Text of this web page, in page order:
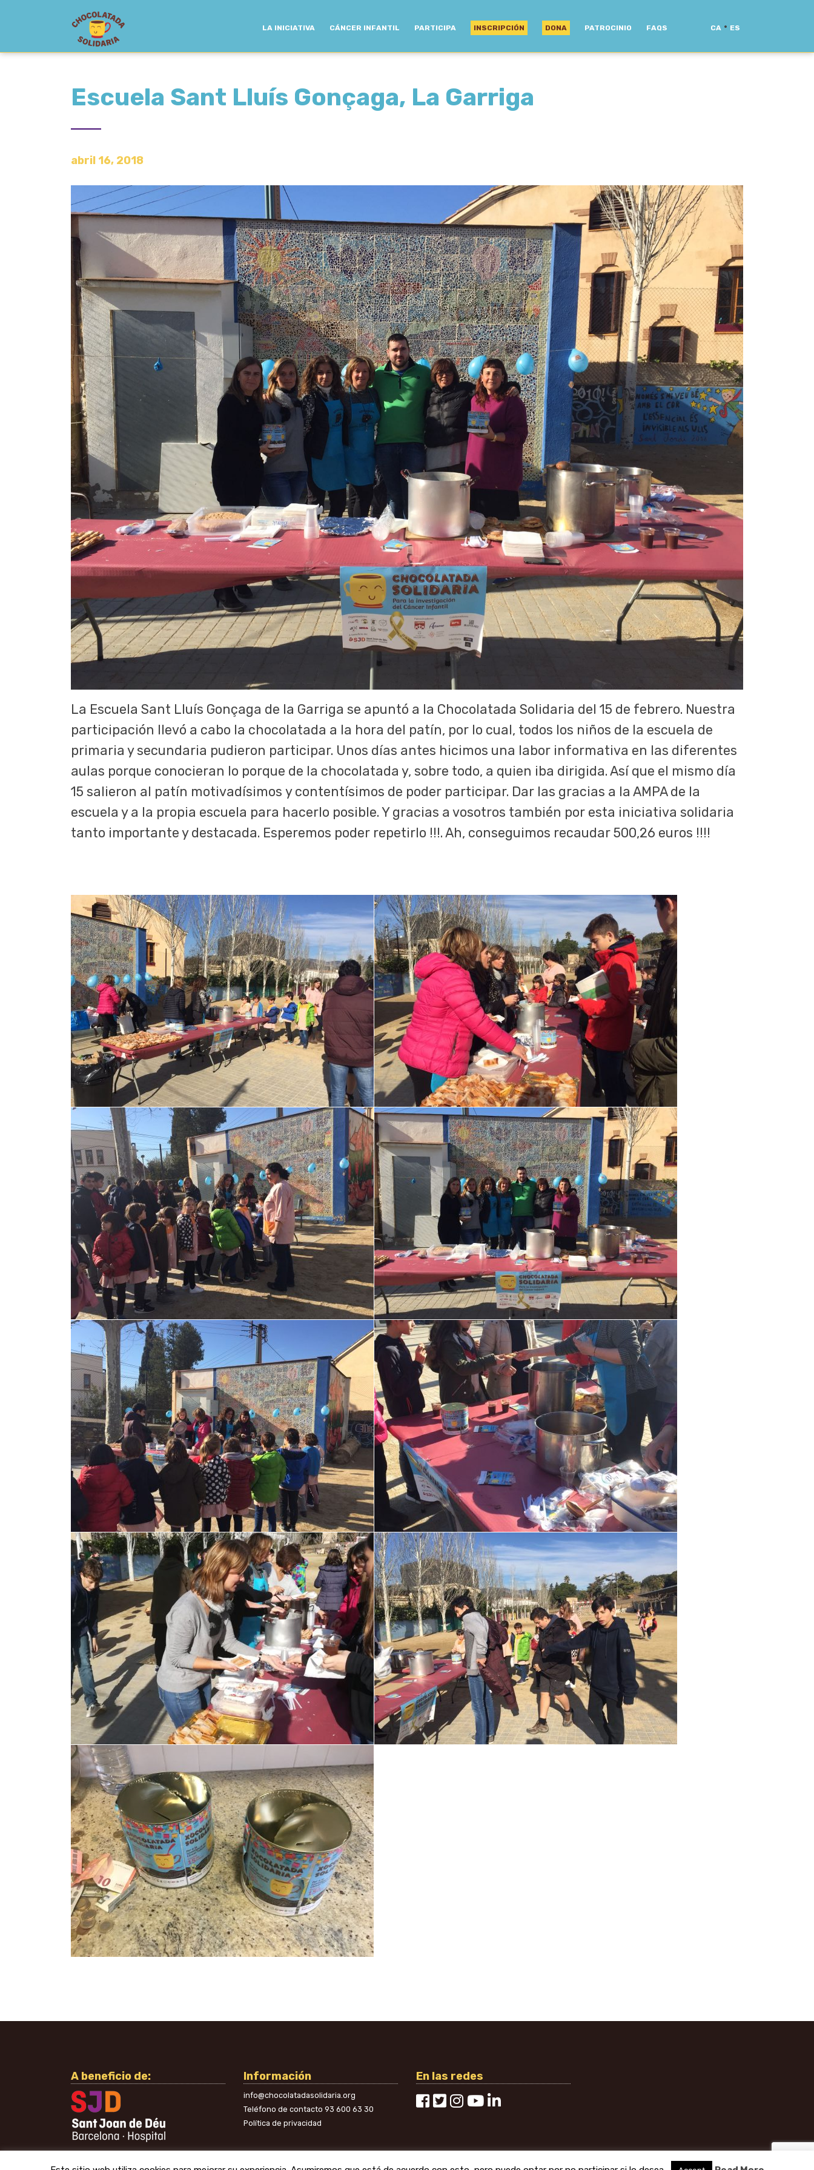
LA INICIATIVA CÁNCER INFANTIL PARTICIPA INSCRIPCIÓN DONA PATROCINIO FAQS CA · ES
Escuela Sant Lluís Gonçaga, La Garriga
abril 16, 2018
La Escuela Sant Lluís Gonçaga de la Garriga se apuntó a la Chocolatada Solidaria del 15 de febrero. Nuestra
participación llevó a cabo la chocolatada a la hora del patín, por lo cual, todos los niños de la escuela de
primaria y secundaria pudieron participar. Unos días antes hicimos una labor informativa en las diferentes
aulas porque conocieran lo porque de la chocolatada y, sobre todo, a quien iba dirigida. Así que el mismo día
15 salieron al patín motivadísimos y contentísimos de poder participar. Dar las gracias a la AMPA de la
escuela y a la propia escuela para hacerlo posible. Y gracias a vosotros también por esta iniciativa solidaria
tanto importante y destacada. Esperemos poder repetirlo !!!. Ah, conseguimos recaudar 500,26 euros !!!!
A beneficio de: Información
info@chocolatadasolidaria.org
Teléfono de contacto 93 600 63 30
Política de privacidad
En las redes